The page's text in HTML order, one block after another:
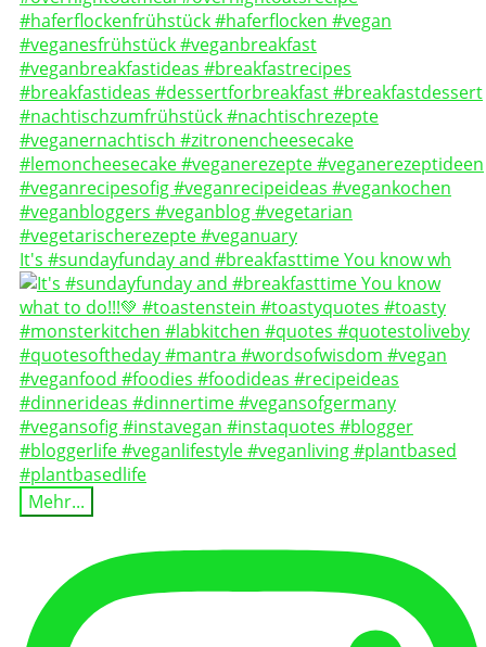
It's #sundayfunday and #breakfasttime You know wh
Mehr...